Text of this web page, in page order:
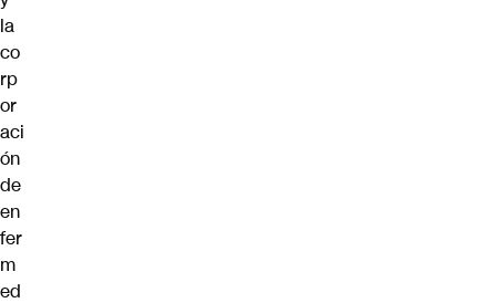
la
co
rp
or
aci
ón
de
en
fer
m
ed